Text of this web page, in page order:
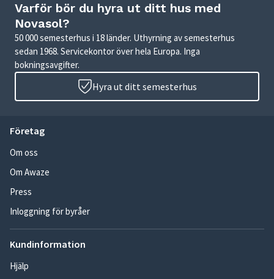
Varför bör du hyra ut ditt hus med
Novasol?
50 000 semesterhus i 18 länder. Uthyrning av semesterhus
sedan 1968. Servicekontor över hela Europa. Inga
bokningsavgifter.
Hyra ut ditt semesterhus
Företag
Om oss
Om Awaze
Press
Inloggning för byråer
Kundinformation
Hjälp